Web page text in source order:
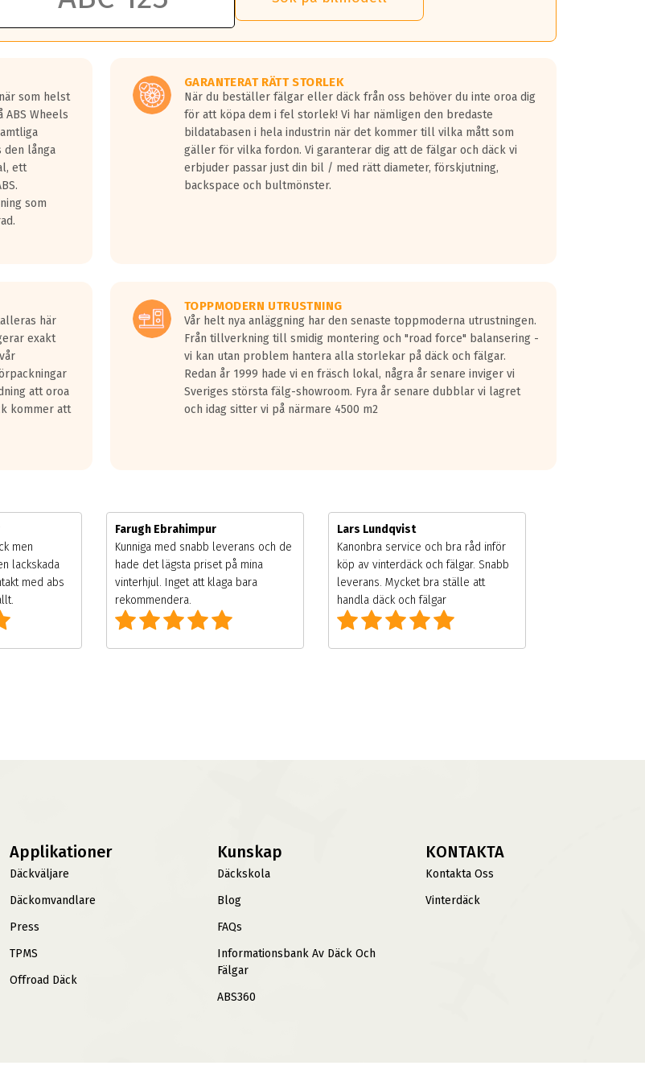
av hjulbultarna.
att du som förare alltid ska ha koll på lufttrycket i dina däck.
som helst
Wheels
den långa
ett
som
GARANTERAT RÄTT STORLEK
När du beställer fälgar eller däck från oss behöver du inte oroa dig
för att köpa dem i fel storlek! Vi har nämligen den bredaste
bildatabasen i hela industrin när det kommer till vilka mått som
gäller för vilka fordon. Vi garanterar dig att de fälgar och däck vi
erbjuder passar just din bil / med rätt diameter, förskjutning,
backspace och bultmönster.
här
exakt
att oroa
kommer att
TOPPMODERN UTRUSTNING
Vår helt nya anläggning har den senaste toppmoderna utrustningen.
Från tillverkning till smidig montering och "road force" balansering -
vi kan utan problem hantera alla storlekar på däck och fälgar.
Redan år 1999 hade vi en fräsch lokal, några år senare inviger vi
Sveriges största fälg-showroom. Fyra år senare dubblar vi lagret
och idag sitter vi på närmare 4500 m2
men
lackskada
med abs
Farugh Ebrahimpur
Kunniga med snabb leverans och de
hade det lägsta priset på mina
vinterhjul. Inget att klaga bara
rekommendera.
Lars Lundqvist
Kanonbra service och bra råd inför
köp av vinterdäck och fälgar. Snabb
leverans. Mycket bra ställe att
handla däck och fälgar
Applikationer
Däckväljare
Däckomvandlare
Press
TPMS
Offroad Däck
Kunskap
Däckskola
Blog
FAQs
Informationsbank Av Däck Och
Fälgar
ABS360
KONTAKTA
Kontakta Oss
Vinterdäck